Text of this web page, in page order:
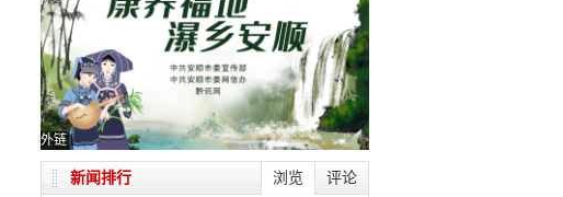
外链
浏览 评论
新闻排行